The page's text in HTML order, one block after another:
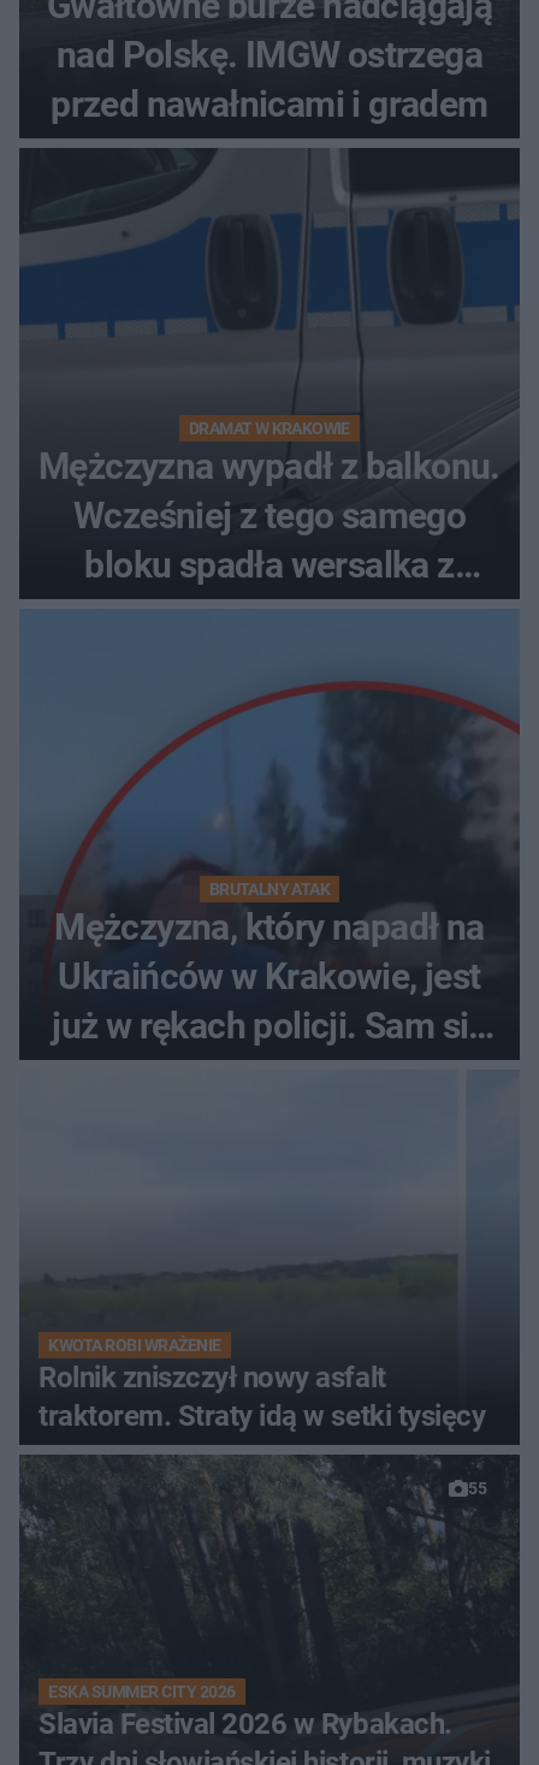
nad Polskę. IMGW ostrzega
przed nawałnicami i gradem
DRAMAT W KRAKOWIE
Mężczyzna wypadł z balkonu.
Wcześniej z tego samego
bloku spadła wersalka z
pościelą
BRUTALNY ATAK
Mężczyzna, który napadł na
Ukraińców w Krakowie, jest
już w rękach policji. Sam się
zgłosił
KWOTA ROBI WRAŻENIE
Rolnik zniszczył nowy asfalt
traktorem. Straty idą w setki tysięcy
55
ESKA SUMMER CITY 2026
Slavia Festival 2026 w Rybakach.